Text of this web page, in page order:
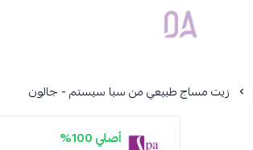
Dar Alamirat
زيت مساج طبيعي من سبا سيستم - جالون
أصلي 100%